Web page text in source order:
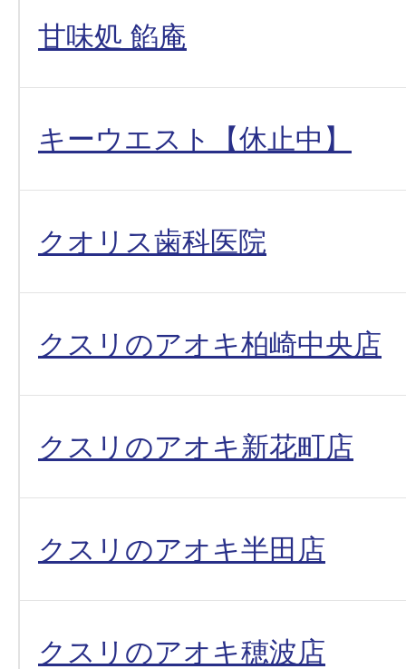
甘味処 餡庵
キーウエスト【休止中】
クオリス歯科医院
クスリのアオキ柏崎中央店
クスリのアオキ新花町店
クスリのアオキ半田店
クスリのアオキ穂波店